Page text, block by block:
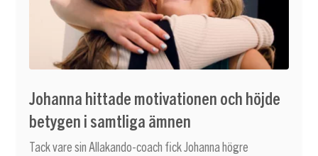
Johanna hittade motivationen och höjde
betygen i samtliga ämnen
Tack vare sin Allakando-coach fick Johanna högre